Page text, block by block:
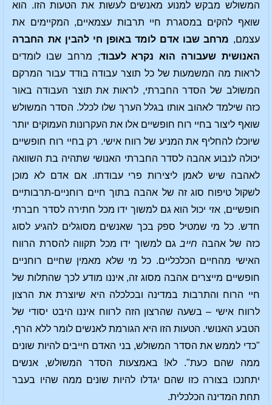
המשולש מבקש למנוע מאנשים לעשות את הטעות הזו. הוא
שואף להקים במסגרת חיי תרבות עצמאיים, המקיימים את
עצמם, מרחב שבו אדם לומד באופן חי להבין את החברה
האנושית שעבורה הוא נקרא לעבוד; מרחב שבו לומדים
לראות מה המשמעות של כל תוצר עבודה בודד עבור המרקם
המשולב של הסדר החברתי, לראות את תוצר העבודה באור
כזה שילמד לאהוב אותו בגלל הערך שלו לכלל. הסדר המשולש
שואף ליצור בחיי רוח חופשיים אלו את העקרונות העמוקים יותר
שיוכלו להחליף את המניע של רווח אישי. רק בחיי רוח חופשיים
יכולה לנבוע אהבה לסדר החברתי האנושי שתהיה בת השוואה
לאהבה שיש לאמן ליצירות פרי עבודתו. אם אדם לא מוכן
לשקול טיפוח סוג זה של אהבה בתוך חיים רוחניים-תרבותיים
חופשיים, אזי יכול הוא גם למשוך ידו מכל חתירה לסדר חברתי
חדש. כל מי שמטיל ספק בכך שאנשים מסוגלים להגיע לסוג
כזה של אהבה חייבגם למשוך ידו מכל תקווה להסרת הרווח
האישי מהחיים הכלכליים. כל מי שלא מאמין שחיים רוחניים
חופשיים מייצרים אהבה מסוג זה, איננו מודע לכך שהתלות של
חיי הרוח והתרבות במדינה ובכלכלה היא שיוצרת את הרצון
לרווח אישי – בשעה שהרצון הזה לרווח איננו היבט יסודי של
הטבע האנושי. הטעות הזו היא הגורמת לאנשים לומר ללא הרף,
"כדי לממש את הסדר המשולש, בני האדם חייבים להיות שונים
ממה שהם כעת". לא! באמצעות הסדר המשולש, אנשים
יתחנכו בצורה כזו שהם יגדלו להיות שונים ממה שהיו בעבר
תחת המדינה הכלכלית.